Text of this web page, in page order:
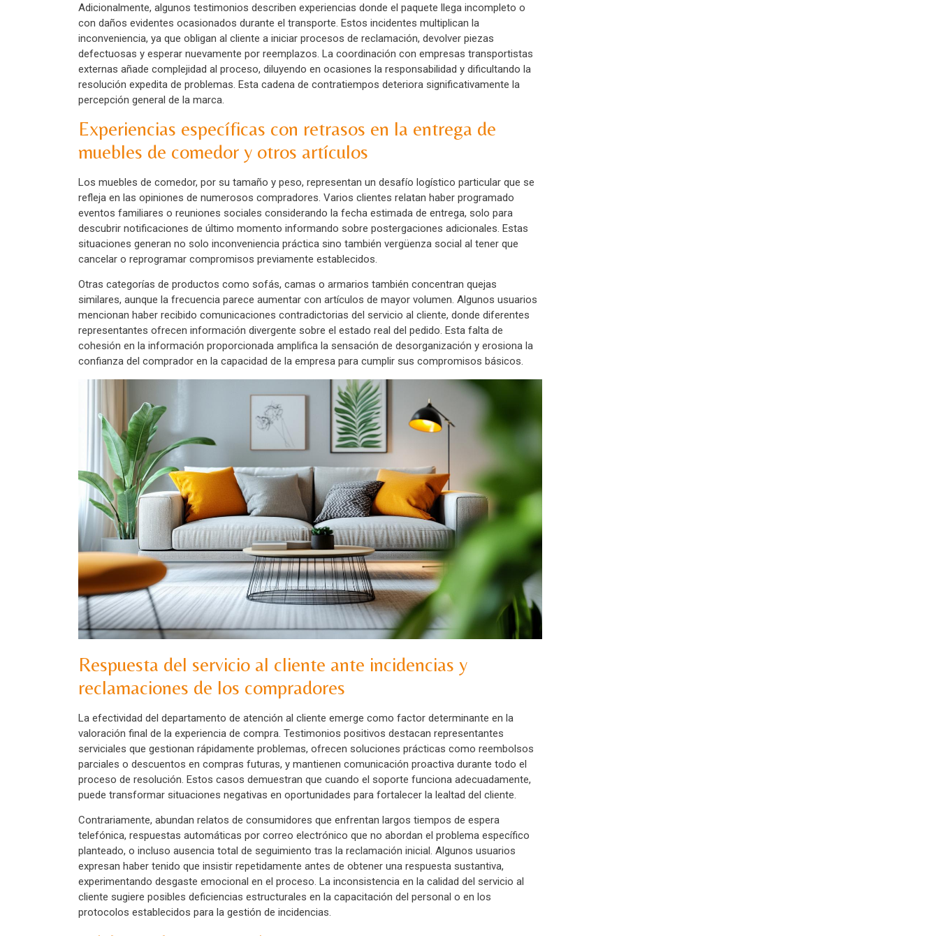
Adicionalmente, algunos testimonios describen experiencias donde el paquete llega incompleto o
con daños evidentes ocasionados durante el transporte. Estos incidentes multiplican la
inconveniencia, ya que obligan al cliente a iniciar procesos de reclamación, devolver piezas
defectuosas y esperar nuevamente por reemplazos. La coordinación con empresas transportistas
externas añade complejidad al proceso, diluyendo en ocasiones la responsabilidad y dificultando la
resolución expedita de problemas. Esta cadena de contratiempos deteriora significativamente la
percepción general de la marca.
Experiencias específicas con retrasos en la entrega de
muebles de comedor y otros artículos
Los muebles de comedor, por su tamaño y peso, representan un desafío logístico particular que se
refleja en las opiniones de numerosos compradores. Varios clientes relatan haber programado
eventos familiares o reuniones sociales considerando la fecha estimada de entrega, solo para
descubrir notificaciones de último momento informando sobre postergaciones adicionales. Estas
situaciones generan no solo inconveniencia práctica sino también vergüenza social al tener que
cancelar o reprogramar compromisos previamente establecidos.
Otras categorías de productos como sofás, camas o armarios también concentran quejas
similares, aunque la frecuencia parece aumentar con artículos de mayor volumen. Algunos usuarios
mencionan haber recibido comunicaciones contradictorias del servicio al cliente, donde diferentes
representantes ofrecen información divergente sobre el estado real del pedido. Esta falta de
cohesión en la información proporcionada amplifica la sensación de desorganización y erosiona la
confianza del comprador en la capacidad de la empresa para cumplir sus compromisos básicos.
Respuesta del servicio al cliente ante incidencias y
reclamaciones de los compradores
La efectividad del departamento de atención al cliente emerge como factor determinante en la
valoración final de la experiencia de compra. Testimonios positivos destacan representantes
serviciales que gestionan rápidamente problemas, ofrecen soluciones prácticas como reembolsos
parciales o descuentos en compras futuras, y mantienen comunicación proactiva durante todo el
proceso de resolución. Estos casos demuestran que cuando el soporte funciona adecuadamente,
puede transformar situaciones negativas en oportunidades para fortalecer la lealtad del cliente.
Contrariamente, abundan relatos de consumidores que enfrentan largos tiempos de espera
telefónica, respuestas automáticas por correo electrónico que no abordan el problema específico
planteado, o incluso ausencia total de seguimiento tras la reclamación inicial. Algunos usuarios
expresan haber tenido que insistir repetidamente antes de obtener una respuesta sustantiva,
experimentando desgaste emocional en el proceso. La inconsistencia en la calidad del servicio al
cliente sugiere posibles deficiencias estructurales en la capacitación del personal o en los
protocolos establecidos para la gestión de incidencias.